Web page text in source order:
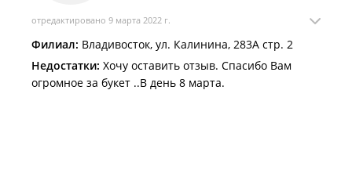
отредактировано 9 марта 2022 г.
Филиал: Владивосток, ул. Калинина, 283А стр. 2
Недостатки: Хочу оставить отзыв. Спасибо Вам
огромное за букет ..В день 8 марта.